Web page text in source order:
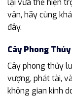
vân, hãy cùng
đây.
Cây Phong
Cây phong thủy
vượng, phát tài,
không gian kinh